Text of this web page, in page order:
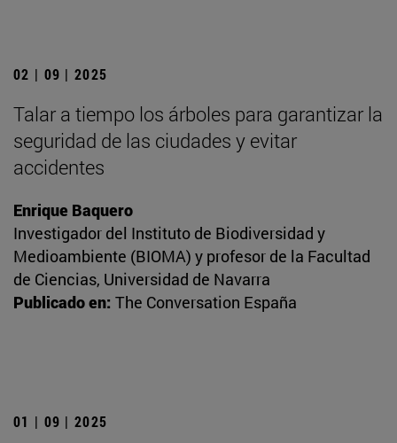
02 | 09 | 2025
Talar a tiempo los árboles para garantizar la
seguridad de las ciudades y evitar
accidentes
Enrique Baquero
Investigador del Instituto de Biodiversidad y
Medioambiente (BIOMA) y profesor de la Facultad
de Ciencias, Universidad de Navarra
Publicado en: The Conversation España
01 | 09 | 2025